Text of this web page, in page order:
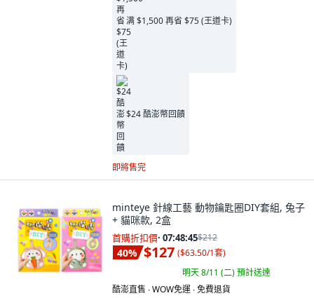
满 $1,500 再省 $75 (王道卡)
$24 酷澎幣回饋
即將售完
minteye 針線工藝 動物鑰匙圈DIY套組, 兔子
+ 貓咪款, 2盒
首購折扣價· 07:48:44$212
40% $127 ($63.50/1套)
明天 8/11 (二)預計送達
酷澎直售 ∙ WOW免運 ∙ 免費退貨